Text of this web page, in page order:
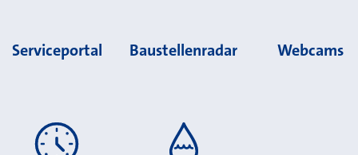
Serviceportal Baustellenradar Webcams